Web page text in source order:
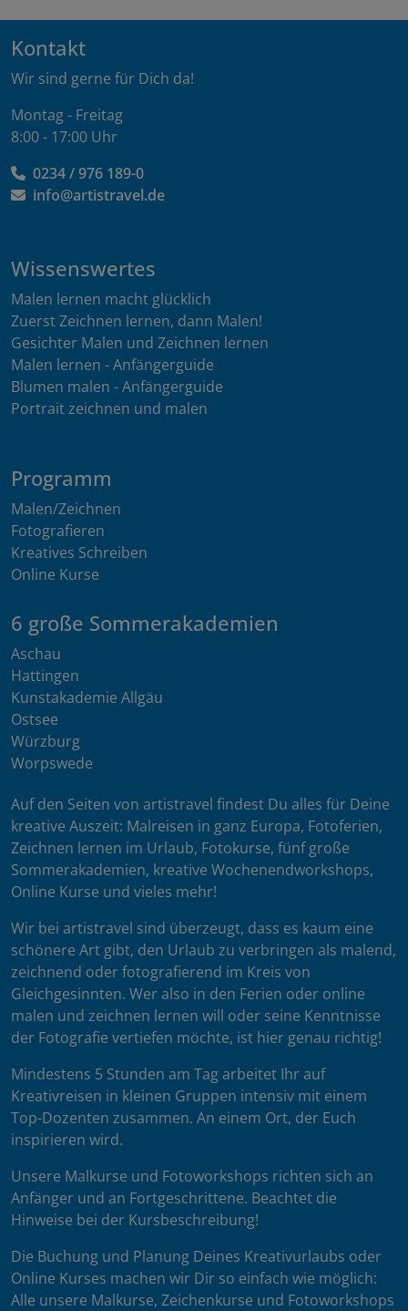
Kontakt
Wir sind gerne für Dich da!
Montag - Freitag
8:00 - 17:00 Uhr
0234 / 976 189-0
info@artistravel.de
Wissenswertes
Malen lernen macht glücklich
Zuerst Zeichnen lernen, dann Malen!
Gesichter Malen und Zeichnen lernen
Malen lernen - Anfängerguide
Blumen malen - Anfängerguide
Portrait zeichnen und malen
Programm
Malen/Zeichnen
Fotografieren
Kreatives Schreiben
Online Kurse
6 große Sommerakademien
Aschau
Hattingen
Kunstakademie Allgäu
Ostsee
Würzburg
Worpswede
Auf den Seiten von artistravel findest Du alles für Deine
kreative Auszeit: Malreisen in ganz Europa, Fotoferien,
Zeichnen lernen im Urlaub, Fotokurse, fünf große
Sommerakademien, kreative Wochenendworkshops,
Online Kurse und vieles mehr!
Wir bei artistravel sind überzeugt, dass es kaum eine
schönere Art gibt, den Urlaub zu verbringen als malend,
zeichnend oder fotografierend im Kreis von
Gleichgesinnten. Wer also in den Ferien oder online
malen und zeichnen lernen will oder seine Kenntnisse
der Fotografie vertiefen möchte, ist hier genau richtig!
Mindestens 5 Stunden am Tag arbeitet Ihr auf
Kreativreisen in kleinen Gruppen intensiv mit einem
Top-Dozenten zusammen. An einem Ort, der Euch
inspirieren wird.
Unsere Malkurse und Fotoworkshops richten sich an
Anfänger und an Fortgeschrittene. Beachtet die
Hinweise bei der Kursbeschreibung!
Die Buchung und Planung Deines Kreativurlaubs oder
Online Kurses machen wir Dir so einfach wie möglich:
Alle unsere Malkurse, Zeichenkurse und Fotoworkshops